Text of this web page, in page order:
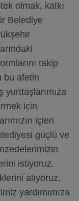
olmak, katkı
Belediye
takip
bu afetin
yurttaşlarımıza
için
içleri
güçlü ve
istiyoruz.
alıyoruz.
yardımımıza